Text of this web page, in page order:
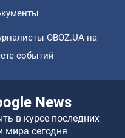
OBOZ.UA на
событий
News
в курсе последних
мира сегодня